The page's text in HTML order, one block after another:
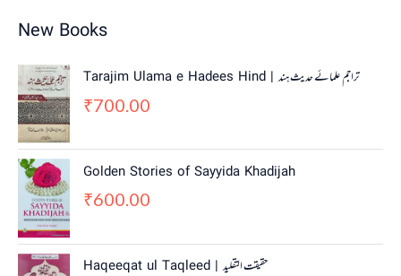
New Books
Tarajim Ulama e Hadees Hind | تراجم علمائے حديث ہند
₹700.00
Golden Stories of Sayyida Khadijah
₹600.00
Haqeeqat ul Taqleed | حقیقت التقلید